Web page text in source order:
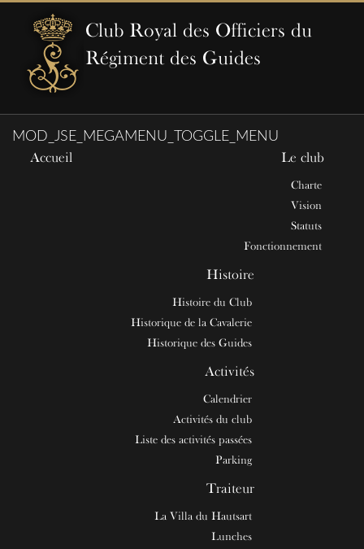
Club Royal des Officiers du
Régiment des Guides
MOD_JSE_MEGAMENU_TOGGLE_MENU
Accueil Le club
Charte
Vision
Statuts
Fonctionnement
Histoire
Histoire du Club
Historique de la Cavalerie
Historique des Guides
Activités
Calendrier
Activités du club
Liste des activités passées
Parking
Traiteur
La Villa du Hautsart
Lunches